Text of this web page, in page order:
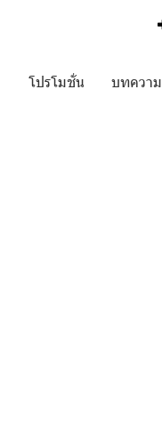
โปรโมชั่น บทความ